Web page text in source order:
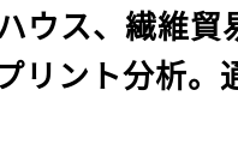
ウス、繊維貿
リント分析。